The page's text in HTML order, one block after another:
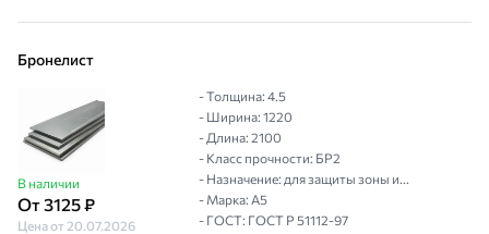
Бронелист
В наличии
От 3125 ₽
Цена от 20.07.2026
- Толщина: 4.5
- Ширина: 1220
- Длина: 2100
- Класс прочности: БР2
- Назначение: для защиты зоны и...
- Марка: А5
- ГОСТ: ГОСТ P 51112-97